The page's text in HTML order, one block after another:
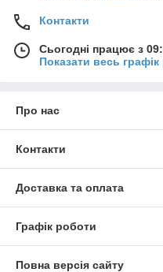
Контакти
Сьогодні працює з
Показати весь
Про нас
Контакти
Доставка та оплата
Графік роботи
Повна версія сайту